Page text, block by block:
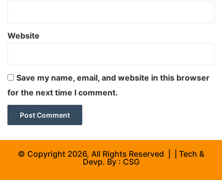
Website
Save my name, email, and website in this browser
for the next time I comment.
© Copyright 2026, All Rights Reserved | | Tech &
Devp. By : CSG